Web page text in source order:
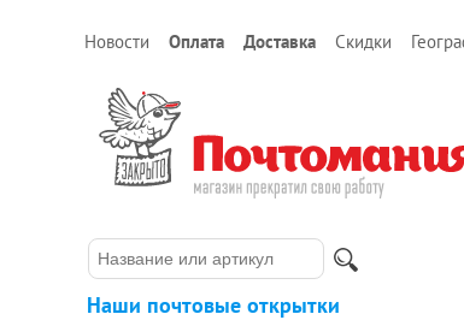
Новости Оплата Доставка Скидки
Наши почтовые открытки